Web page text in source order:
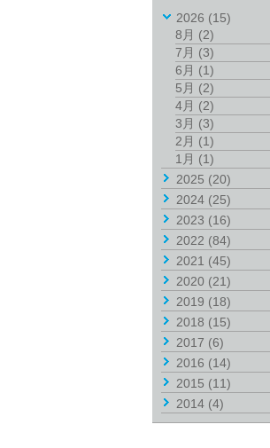
2026 (15)
8月 (2)
7月 (3)
6月 (1)
5月 (2)
4月 (2)
3月 (3)
2月 (1)
1月 (1)
2025 (20)
2024 (25)
2023 (16)
2022 (84)
2021 (45)
2020 (21)
2019 (18)
2018 (15)
2017 (6)
2016 (14)
2015 (11)
2014 (4)